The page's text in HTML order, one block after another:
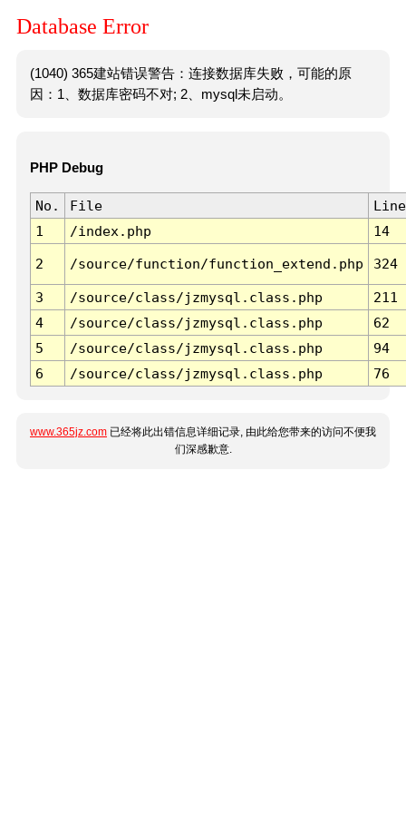
Database Error
(1040) 365建站错误警告：连接数据库失败，可能的原
因：1、数据库密码不对; 2、mysql未启动。
PHP Debug
No. File
Line
1
/index.php 14
2 /source/function/function_extend.php 324
3 /source/class/jzmysql.class.php
211
4
/source/class/jzmysql.class.php
62
5
/source/class/jzmysql.class.php
94
6
/source/class/jzmysql.class.php 76
www.365jz.com 已经将此出错信息详细记录, 由此给您带来的访问不便我
们深感歉意.